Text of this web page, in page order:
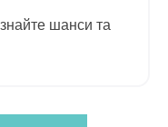
шанси та